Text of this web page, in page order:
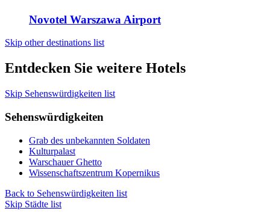
Novotel Warszawa Airport
Skip other destinations list
Entdecken Sie weitere Hotels
Skip Sehenswürdigkeiten list
Sehenswürdigkeiten
Grab des unbekannten Soldaten
Kulturpalast
Warschauer Ghetto
Wissenschaftszentrum Kopernikus
Back to Sehenswürdigkeiten list
Skip Städte list